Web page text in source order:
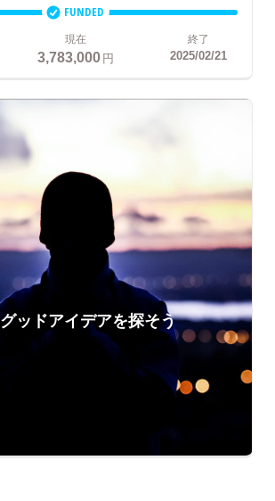
FUNDED
現在
3,783,000円
終了
2025/02/21
グッドアイデアを探そう